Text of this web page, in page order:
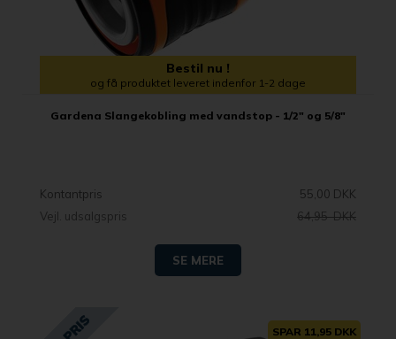
Bestil nu !
og få produktet leveret indenfor 1-2 dage
Gardena Slangekobling med vandstop - 1/2" og 5/8"
Kontantpris
55,00 DKK
Vejl. udsalgspris
64,95 DKK
SE MERE
SPAR 11,95 DKK